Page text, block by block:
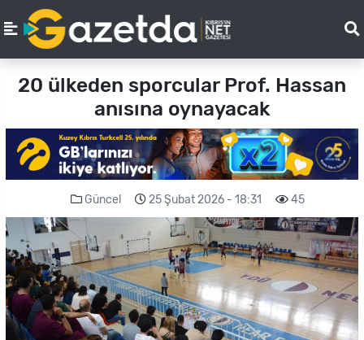
20 ülkeden sporcular Prof. Hassan
anısına oynayacak
Güncel 25 Şubat 2026 - 18:31 45